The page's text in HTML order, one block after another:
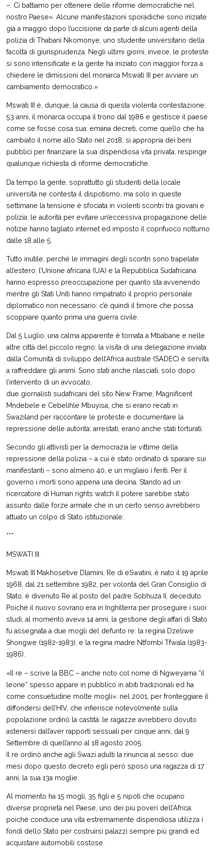
–. Ci battiamo per ottenere delle riforme democratiche nel
nostro Paese». Alcune manifestazioni sporadiche sono iniziate
già a maggio dopo l’uccisione da parte di alcuni agenti della
polizia di Thabani Nkomonye, uno studente universitario della
facoltà di giurisprudenza. Negli ultimi giorni, invece, le proteste
si sono intensificate e la gente ha iniziato con maggior forza a
chiedere le dimissioni del monarca Mswati III per avviare un
cambiamento democratico.»
Mswati III è, dunque, la causa di questa violenta contestazione:
53 anni, il monarca occupa il trono dal 1986 e gestisce il paese
come se fosse cosa sua: emana decreti, come quello che ha
cambiato il nome allo Stato nel 2018, si appropria dei beni
pubblici per finanziare la sua dispendiosa vita privata, respinge
qualunque richiesta di riforme democratiche.
Da tempo la gente, soprattutto gli studenti della locale
università ne contesta il dispotismo, ma solo in queste
settimane la tensione è sfociata in violenti scontri tra giovani e
polizia: le autorità per evitare un’eccessiva propagazione delle
notizie hanno tagliato internet ed imposto il coprifuoco notturno
dalle 18 alle 5.
Tutto inutile, perché le immagini degli scontri sono trapelate
all’estero: l’Unione africana (UA) e la Repubblica Sudafricana
hanno espresso preoccupazione per quanto sta avvenendo
mentre gli Stati Uniti hanno rimpatriato il proprio personale
diplomatico non necessario: c’è quindi il timore che possa
scoppiare quanto prima una guerra civile.
Dal 5 Luglio, una calma apparente è tornata a Mbabane e nelle
altre città del piccolo regno: la visita di una delegazione inviata
dalla Comunità di sviluppo dell’Africa australe (SADEC) è servita
a raffreddare gli animi. Sono stati anche rilasciati, solo dopo
l’intervento di un avvocato,
due giornalisti sudafricani del sito New Frame, Magnificent
Mndebele e Cebelihle Mbuyisa, che si erano recati in
Swaziland per raccontare le proteste e documentare la
repressione delle autorità: arrestati, erano anche stati torturati.
Secondo gli attivisti per la democrazia le vittime della
repressione della polizia – a cui è stato ordinato di sparare sui
manifestanti – sono almeno 40, e un migliaio i feriti. Per il
governo i morti sono appena una decina. Stando ad un
ricercatore di Human rights watch il potere sarebbe stato
assunto dalle forze armate che in un certo senso avrebbero
attuato un colpo di Stato istituzionale.
***
MSWATI III.
Mswati III Makhosetive Dlamini, Re di eSwatini, è nato il 19 aprile
1968, dal 21 settembre 1982, per volontà del Gran Consiglio di
Stato, è divenuto Re al posto del padre Sobhuza II, deceduto.
Poiché il nuovo sovrano era in Inghilterra per proseguire i suoi
studi, al momento aveva 14 anni, la gestione degli affari di Stato
fu assegnata a due mogli del defunto re: la regina Dzeliwe
Shongwe (1982-1983), e la regina madre Ntfombi Tfwala (1983-
1986).
«Il re – scrive la BBC – anche noto col nome di Ngweyama “il
leone” spesso appare in pubblico in abiti tradizionali ed ha
come consuetudine molte mogli»: nel 2001, per fronteggiare il
diffondersi dell’HIV, che infierisce notevolmente sulla
popolazione ordinò la castità: le ragazze avrebbero dovuto
astenersi dall’aver rapporti sessuali per cinque anni, dal 9
Settembre di quell’anno al 18 agosto 2005.
Il re ordinò anche agli Swazi adulti la rinuncia al sesso: due
mesi dopo questo decreto egli però sposò una ragazza di 17
anni, la sua 13a moglie.
Al momento ha 15 mogli, 35 figli e 5 nipoti che ocupano
diverse proprietà nel Paese, uno dei più poveri dell’Africa:
poiché conduce una vita estremamente dispendiosa utilizza i
fondi dello Stato per costruirsi palazzi sempre più grandi ed
acquistare automobili costose.